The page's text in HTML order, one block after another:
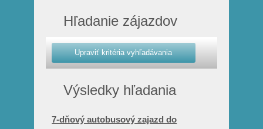
Hľadanie zájazdov
Výsledky hľadania
7-dňový autobusový zajazd do